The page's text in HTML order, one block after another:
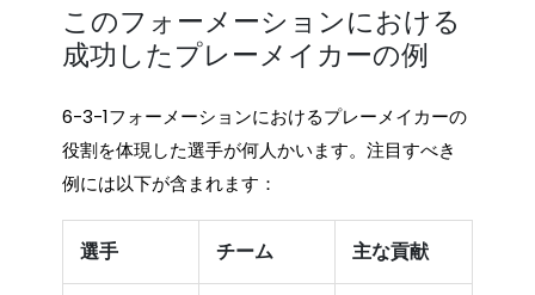
このフォーメーションにおける
成功したプレーメイカーの例
6-3-1フォーメーションにおけるプレーメイカーの
役割を体現した選手が何人かいます。注目すべき
例には以下が含まれます：
選手 チーム 主な貢献